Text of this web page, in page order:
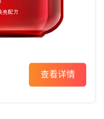
查看详情